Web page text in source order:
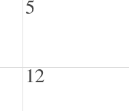
5
12